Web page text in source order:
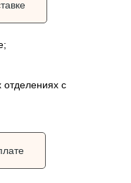
отделениях с